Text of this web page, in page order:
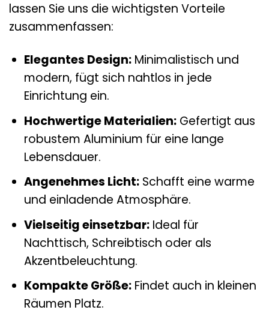
lassen Sie uns die wichtigsten Vorteile
zusammenfassen:
Elegantes Design:Minimalistisch und
modern, fügt sich nahtlos in jede
Einrichtung ein.
Hochwertige Materialien:Gefertigt aus
robustem Aluminium für eine lange
Lebensdauer.
Angenehmes Licht:Schafft eine warme
und einladende Atmosphäre.
Vielseitig einsetzbar:Ideal für
Nachttisch, Schreibtisch oder als
Akzentbeleuchtung.
Kompakte Größe:Findet auch in kleinen
Räumen Platz.